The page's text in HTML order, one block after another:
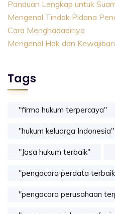
Panduan Lengkap untuk
Mengenal Tindak Pidana
Cara Menghadapinya
Mengenal Hak dan
Tags
"firma hukum terpercaya"
"hukum keluarga Indonesia"
"Jasa hukum terbaik"
"pengacara perdata
"pengacara perusahaan